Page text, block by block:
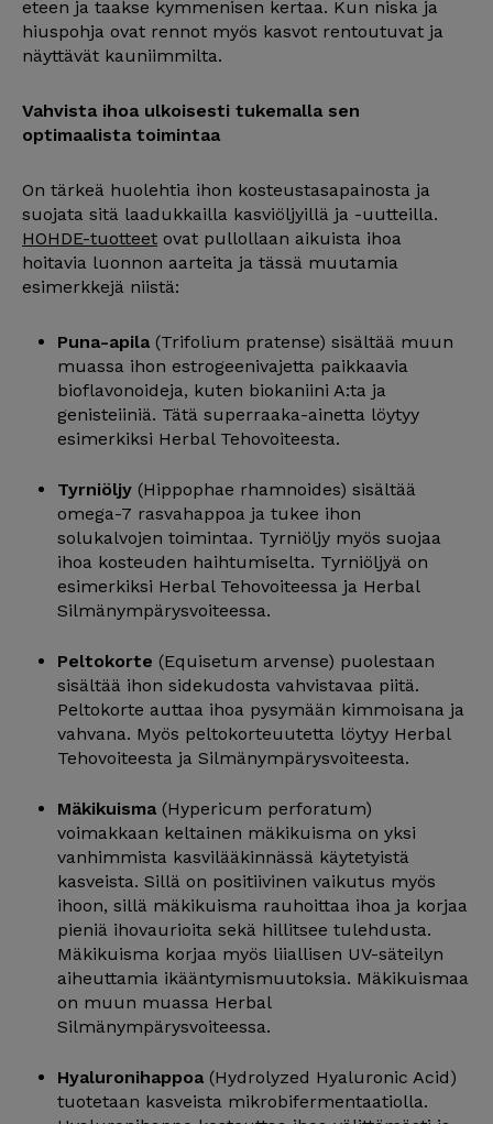
eteen ja taakse kymmenisen kertaa. Kun niska ja
hiuspohja ovat rennot myös kasvot rentoutuvat ja
näyttävät kauniimmilta.
Vahvista ihoa ulkoisesti tukemalla sen
optimaalista toimintaa
On tärkeä huolehtia ihon kosteustasapainosta ja
suojata sitä laadukkailla kasviöljyillä ja -uutteilla.
HOHDE-tuotteet ovat pullollaan aikuista ihoa
hoitavia luonnon aarteita ja tässä muutamia
esimerkkejä niistä:
Puna-apila (Trifolium pratense) sisältää muun
muassa ihon estrogeenivajetta paikkaavia
bioflavonoideja, kuten biokaniini A:ta ja
genisteiiniä. Tätä superraaka-ainetta löytyy
esimerkiksi Herbal Tehovoiteesta.
Tyrniöljy (Hippophae rhamnoides) sisältää
omega-7 rasvahappoa ja tukee ihon
solukalvojen toimintaa. Tyrniöljy myös suojaa
ihoa kosteuden haihtumiselta. Tyrniöljyä on
esimerkiksi Herbal Tehovoiteessa ja Herbal
Silmänympärysvoiteessa.
Peltokorte (Equisetum arvense) puolestaan
sisältää ihon sidekudosta vahvistavaa piitä.
Peltokorte auttaa ihoa pysymään kimmoisana ja
vahvana. Myös peltokorteuutetta löytyy Herbal
Tehovoiteesta ja Silmänympärysvoiteesta.
Mäkikuisma (Hypericum perforatum)
voimakkaan keltainen mäkikuisma on yksi
vanhimmista kasvilääkinnässä käytetyistä
kasveista. Sillä on positiivinen vaikutus myös
ihoon, sillä mäkikuisma rauhoittaa ihoa ja korjaa
pieniä ihovaurioita sekä hillitsee tulehdusta.
Mäkikuisma korjaa myös liiallisen UV-säteilyn
aiheuttamia ikääntymismuutoksia. Mäkikuismaa
on muun muassa Herbal
Silmänympärysvoiteessa.
Hyaluronihappoa (Hydrolyzed Hyaluronic Acid)
tuotetaan kasveista mikrobifermentaatiolla.